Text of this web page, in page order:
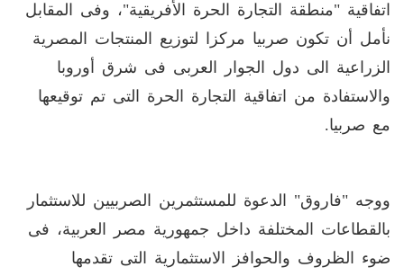
اتفاقية "منطقة التجارة الحرة الأفريقية"، وفى المقابل
نأمل أن تكون صربيا مركزا لتوزيع المنتجات المصرية
الزراعية الى دول الجوار العربى فى شرق أوروبا
والاستفادة من اتفاقية التجارة الحرة التى تم توقيعها
مع صربيا.
ووجه "فاروق" الدعوة للمستثمرين الصربيين للاستثمار
بالقطاعات المختلفة داخل جمهورية مصر العربية، فى
ضوء الظروف والحوافز الاستثمارية التى تقدمها